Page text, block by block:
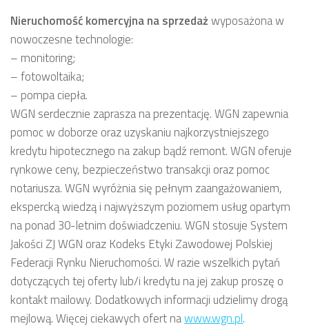
Nieruchomość komercyjnana sprzedażwyposażona w
nowoczesne technologie:
– monitoring;
– fotowoltaika;
– pompa ciepła.
WGN serdecznie zaprasza na prezentację. WGN zapewnia
pomoc w doborze oraz uzyskaniu najkorzystniejszego
kredytu hipotecznego na zakup bądź remont. WGN oferuje
rynkowe ceny, bezpieczeństwo transakcji oraz pomoc
notariusza. WGN wyróżnia się pełnym zaangażowaniem,
ekspercką wiedzą i najwyższym poziomem usług opartym
na ponad 30-letnim doświadczeniu. WGN stosuje System
Jakości ZJ WGN oraz Kodeks Etyki Zawodowej Polskiej
Federacji Rynku Nieruchomości. W razie wszelkich pytań
dotyczących tej oferty lub/i kredytu na jej zakup proszę o
kontakt mailowy. Dodatkowych informacji udzielimy drogą
mejlową. Więcej ciekawych ofert nawww.wgn.pl.